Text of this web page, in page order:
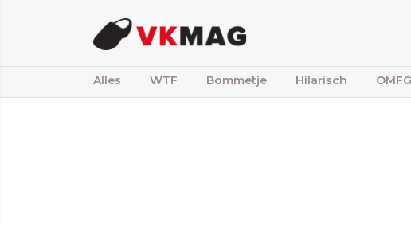
Alles WTF Bommetje Hilarisch OMFG